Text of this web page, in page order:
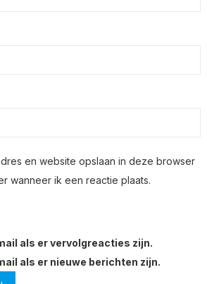
en website opslaan in deze browser
wanneer ik een reactie plaats.
als er vervolgreacties zijn.
als er nieuwe berichten zijn.